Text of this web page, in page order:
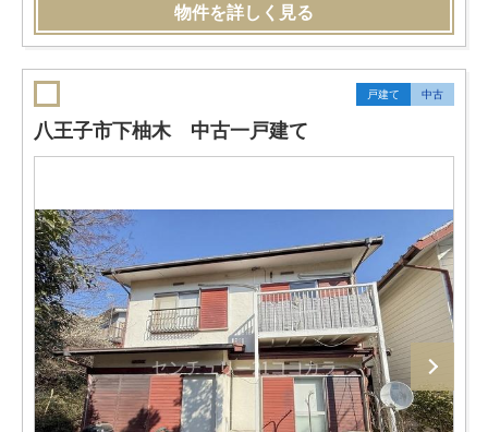
物件を詳しく見る
戸建て 中古
八王子市下柚木 中古一戸建て